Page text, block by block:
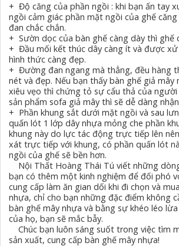
+ Độ căng của phần ngồi : khi bạn ấn tay
ngồi cảm giác phần mặt ngồi của ghế
đan chắc chắn.
+ Sườn dọc của bàn ghế càng dày thì ghế
+ Đầu mối kết thúc dây càng ít và được xử
hình thức càng đẹp.
+ Đường đan ngang mà thẳng, đều hàng
nét và đẹp. Nếu bạn thấy bàn ghế giả mây
xiêu vẹo thì chứng tỏ sự cẩu thả của người
sản phẩm sofa giả mây thì sẽ dễ dàng
+ Phần khung sắt dưới mặt ngồi và sau
quấn lót 1 lớp dây nhựa mỏng che phần
khung này do lực tác động trực tiếp lên
xát trực tiếp với khung, có phần quấn lót
ngồi của ghế sẽ bền hơn.
Nội Thất Hoàng Thái Tú viết những
bạn có thêm một kinh nghiệm để đối phó
cung cấp làm ăn gian dối khi đi chọn và
nhựa, chỉ cho bạn những đặc điểm không
bàn ghế mây nhựa và bằng sự khéo léo
của họ, bạn sẽ mắc bẫy.
Chúc bạn luôn sáng suốt trong việc tìm
sản xuất, cung cấp bàn ghế mây nhựa!